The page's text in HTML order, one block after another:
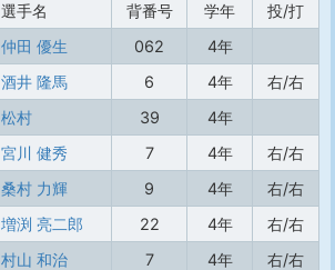
選手名 背番号 学年
投/打
仲田 優生 062
4年
酒井 隆馬 6 4年
右/右
松村 39
4年
宮川 健秀 7 4年
右/右
桑村 力輝 9 4年
右/右
増渕 亮二郎 22 4年
右/右
村山 和治 7 4年
右/右